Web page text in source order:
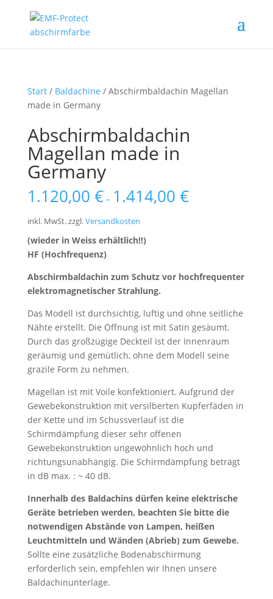
Start/ Baldachine / Abschirmbaldachin Magellan
made in Germany
Abschirmbaldachin
Magellan made in
Germany
1.120,00 €– 1.414,00 €
inkl. MwSt.zzgl.Versandkosten
(wieder in Weiss erhältlich!!)
HF (Hochfrequenz)
Abschirmbaldachin zum Schutz vor hochfrequenter
elektromagnetischer Strahlung.
Das Modell ist durchsichtig, luftig und ohne seitliche
Nähte erstellt. Die Öffnung ist mit Satin gesäumt.
Durch das großzügige Deckteil ist der Innenraum
geräumig und gemütlich, ohne dem Modell seine
grazile Form zu nehmen.
Magellan ist mit Voile konfektioniert. Aufgrund der
Gewebekonstruktion mit versilberten Kupferfäden in
der Kette und im Schussverlauf ist die
Schirmdämpfung dieser sehr offenen
Gewebekonstruktion ungewöhnlich hoch und
richtungsunabhängig. Die Schirmdämpfung beträgt
in dB max. : ~ 40 dB.
Innerhalb des Baldachins dürfen keine elektrische
Geräte betrieben werden, beachten Sie bitte die
notwendigen Abstände von Lampen, heißen
Leuchtmitteln und Wänden (Abrieb) zum Gewebe.
Sollte eine zusätzliche Bodenabschirmung
erforderlich sein, empfehlen wir Ihnen unsere
Baldachinunterlage.